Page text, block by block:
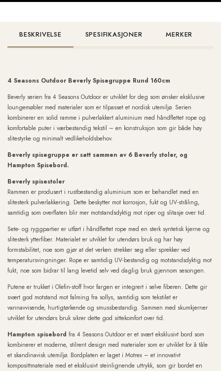
BESKRIVELSE SPESIFIKASJONER MERKER
4 Seasons Outdoor Beverly Spisegruppe Rund 160cm
Beverly serien fra 4 Seasons Outdoor er utviklet for deg som ønsker eksklusive
loungemøbler med materialer som er tilpasset et nordisk utemiljø. Serien
kombinerer en solid ramme i pulverlakkert aluminium med håndflettet rope og
komfortable puter i værbestandig tekstil – en konstruksjon som gir både høy
slitestyrke og minimalt vedlikeholdsbehov.
Beverly spisegruppe er satt sammen av 6 Beverly stoler, og
Hampton Spisebord.
Beverly spisestoler
Rammen er produsert i rustbestandig aluminium som er behandlet med en
slitesterk pulverlakkering. Dette beskytter mot korrosjon, fukt og UV-stråling,
samtidig som overflaten blir mer motstandsdyktig mot riper og slitasje over tid.
Sete- og ryggpartier er utført i håndflettet rope med en sterk syntetisk kjerne og
slitesterk ytterfiber. Materialet er utviklet for utendørs bruk og har høy
formstabilitet, noe som gjør at det verken strekker seg eller sprekker ved
temperatursvingninger. Rope er samtidig UV-bestandig og motstandsdyktig mot
fukt, noe som bidrar til lang levetid selv ved daglig bruk gjennom sesongen.
Putene er trukket i Olefin-stoff hvor fargen er integrert i selve fiberen. Dette gir
svært god motstand mot falming fra sollys, samtidig som tekstilet er
vannavvisende, hurtigtørkende og smussbestandig. Sammen med skumkjerner
utviklet for utendørs bruk sikrer dette god sittekomfort over tid.
Hampton spisebord fra 4 Seasons Outdoor er et svært eksklusivt bord som
kombinerer et moderne, stilrent design med materialer som er utviklet for å tåle
et skandinavisk utemiljø. Bordplaten er laget i Motrex – et innovativt
komposittmateriale med et eksklusivt steinlignende uttrykk, som gir bordet en